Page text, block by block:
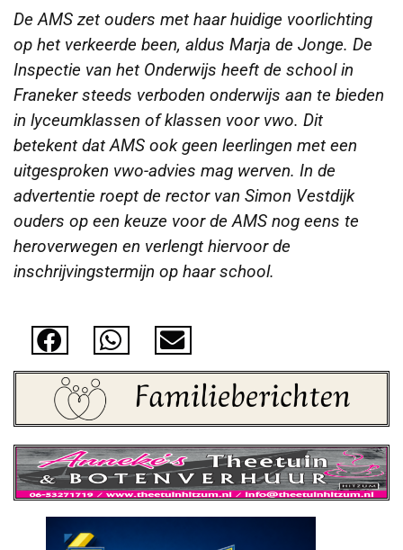
De AMS zet ouders met haar huidige voorlichting
op het verkeerde been, aldus Marja de Jonge. De
Inspectie van het Onderwijs heeft de school in
Franeker steeds verboden onderwijs aan te bieden
in lyceumklassen of klassen voor vwo. Dit
betekent dat AMS ook geen leerlingen met een
uitgesproken vwo-advies mag werven. In de
advertentie roept de rector van Simon Vestdijk
ouders op een keuze voor de AMS nog eens te
heroverwegen en verlengt hiervoor de
inschrijvingstermijn op haar school.